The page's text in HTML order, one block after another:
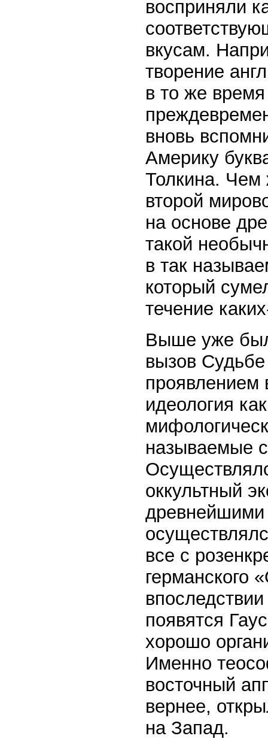
восприняли
вкусам.
творение
в то же
вновь
Америку
Толкина. Чем
второй
на основе
такой
в так
который
течение
Выше уже
вызов
идеология
называемые
оккультный
древнейшими
все с
германского
появятся
хорошо
Именно
восточный
вернее,
на Запад.